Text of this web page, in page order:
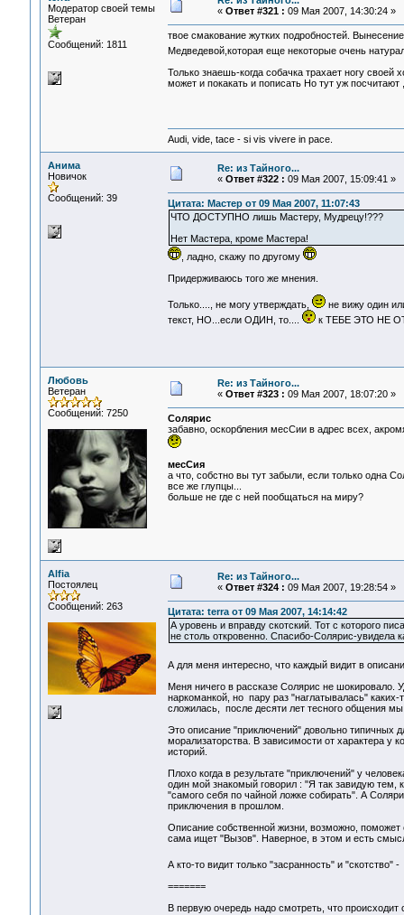
Модератор своей темы
Ветеран
Сообщений: 1811
« Ответ #321 : 09 Мая 2007, 14:30:24 »
твое смакование жутких подробностей.
Медведевой,которая еще некоторые очень
Только знаешь-когда собачка трахает ногу
может и покакать и пописать Но тут уж
Audi, vide, tace - si vis vivere in pace.
Анима
Новичок
Сообщений: 39
Re: из Тайного...
« Ответ #322 : 09 Мая 2007, 15:09:41 »
Цитата: Мастер от 09 Мая 2007, 11:07:43
ЧТО ДОСТУПНО лишь Мастеру, Мудрецу!???
Нет Мастера, кроме Мастера!
, ладно, скажу по другому
Придерживаюсь того же мнения.
Только...., не могу утверждать,
не вижу один
текст, НО...если ОДИН, то....
к ТЕБЕ ЭТО НЕ
Любовь
Ветеран
Сообщений: 7250
Re: из Тайного...
« Ответ #323 : 09 Мая 2007, 18:07:20 »
Солярис
забавно, оскорбления месСии в адрес всех,
месСия
а что, собстно вы тут забыли, если только одна
все же глупцы...
больше не где с ней пообщаться на миру?
Alfia
Постоялец
Сообщений: 263
Re: из Тайного...
« Ответ #324 : 09 Мая 2007, 19:28:54 »
Цитата: terra от 09 Мая 2007, 14:14:42
А уровень и вправду скотский. Тот с которого
не столь откровенно. Спасибо-Солярис-увидела
А для меня интересно, что каждый видит в
Меня ничего в рассказе Солярис не шокировало.
наркоманкой, но пару раз "наглатывалась" каких-
сложилась, после десяти лет тесного общения
Это описание "приключений" довольно типичных
морализаторства. В зависимости от характера у
историй.
Плохо когда в результате "приключений" у
один мой знакомый говорил : "Я так завидую тем,
"самого себя по чайной ложке собирать". А
приключения в прошлом.
Описание собственной жизни, возможно,
сама ищет "Вызов". Наверное, в этом и есть
А кто-то видит только "засранность" и
=======
В первую очередь надо смотреть, что происходит